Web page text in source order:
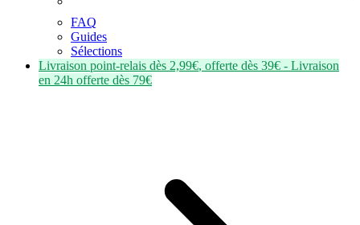
FAQ
Guides
Sélections
Livraison point-relais dès 2,99€, offerte dès 39€ - Livraison
en 24h offerte dès 79€